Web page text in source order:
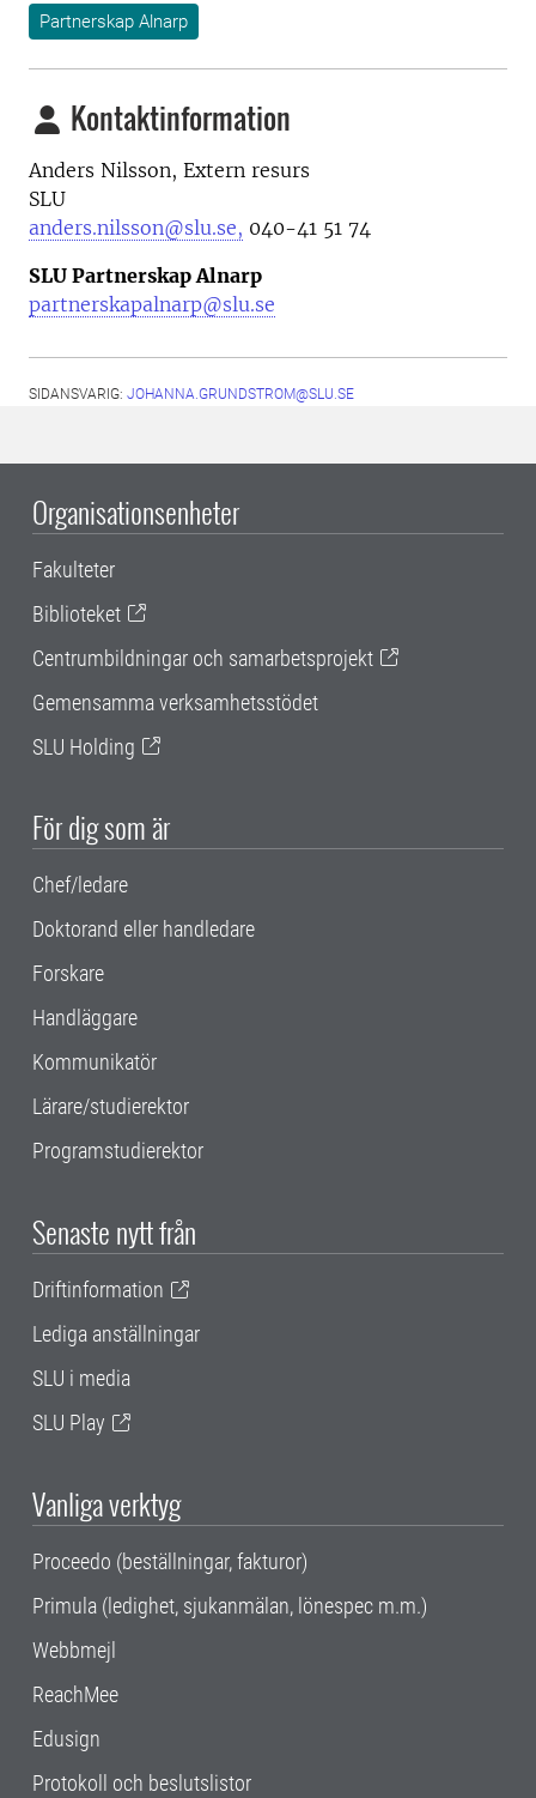
Partnerskap Alnarp
Kontaktinformation
Anders Nilsson, Extern resurs
SLU
anders.nilsson@slu.se, 040-41 51 74
SLU Partnerskap Alnarp
partnerskapalnarp@slu.se
SIDANSVARIG: JOHANNA.GRUNDSTROM@SLU.SE
Organisationsenheter
Fakulteter
Biblioteket
Centrumbildningar och samarbetsprojekt
Gemensamma verksamhetsstödet
SLU Holding
För dig som är
Chef/ledare
Doktorand eller handledare
Forskare
Handläggare
Kommunikatör
Lärare/studierektor
Programstudierektor
Senaste nytt från
Driftinformation
Lediga anställningar
SLU i media
SLU Play
Vanliga verktyg
Proceedo (beställningar, fakturor)
Primula (ledighet, sjukanmälan, lönespec m.m.)
Webbmejl
ReachMee
Edusign
Protokoll och beslutslistor